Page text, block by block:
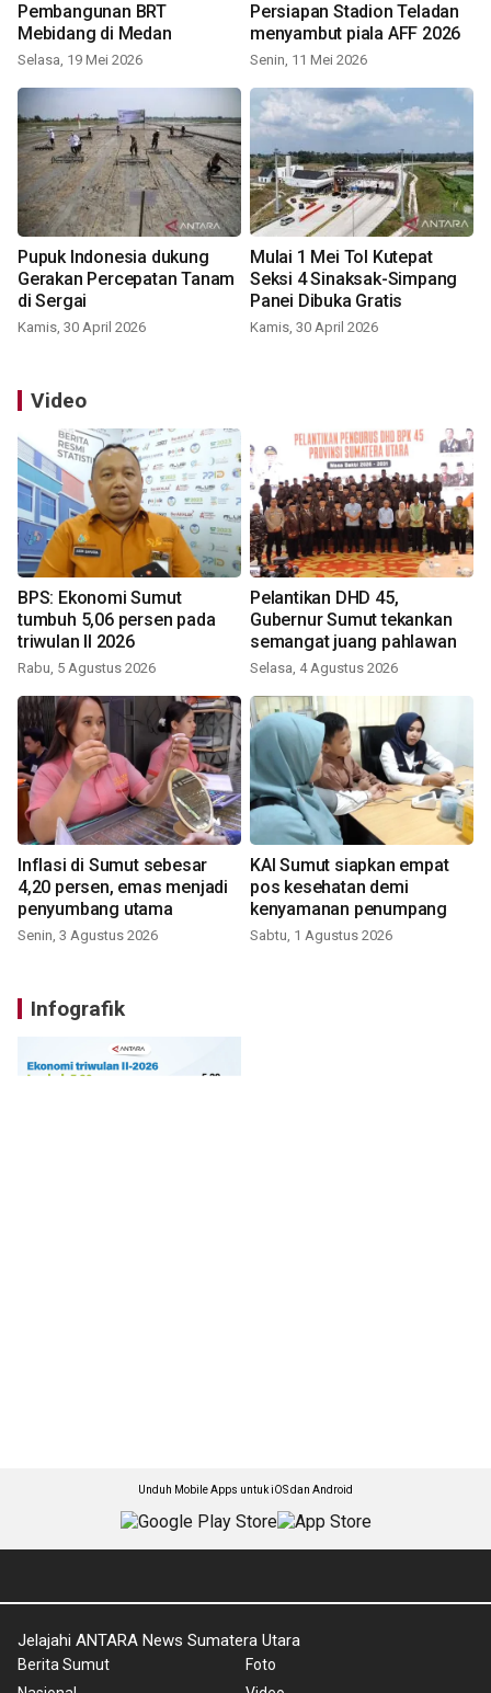
Pembangunan BRT
Mebidang di Medan
Selasa, 19 Mei 2026
Persiapan Stadion Teladan
menyambut piala AFF 2026
Senin, 11 Mei 2026
Pupuk Indonesia dukung
Gerakan Percepatan Tanam
di Sergai
Kamis, 30 April 2026
Mulai 1 Mei Tol Kutepat
Seksi 4 Sinaksak-Simpang
Panei Dibuka Gratis
Kamis, 30 April 2026
Video
BPS: Ekonomi Sumut
tumbuh 5,06 persen pada
triwulan II 2026
Rabu, 5 Agustus 2026
Pelantikan DHD 45,
Gubernur Sumut tekankan
semangat juang pahlawan
Selasa, 4 Agustus 2026
Inflasi di Sumut sebesar
4,20 persen, emas menjadi
penyumbang utama
Senin, 3 Agustus 2026
KAI Sumut siapkan empat
pos kesehatan demi
kenyamanan penumpang
Sabtu, 1 Agustus 2026
Infografik
Unduh Mobile Apps untuk iOS dan Android
Jelajahi ANTARA News Sumatera Utara
Berita Sumut
Foto